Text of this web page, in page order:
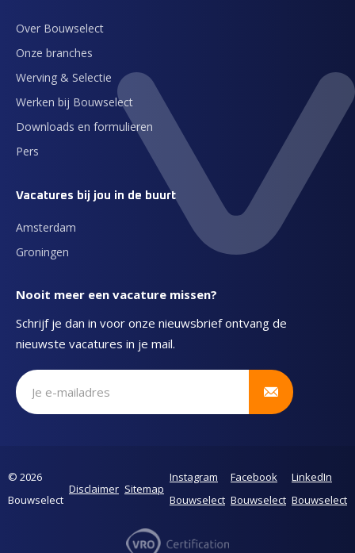
Over Bouwselect
Onze branches
Werving & Selectie
Werken bij Bouwselect
Downloads en formulieren
Pers
Vacatures bij jou in de buurt
Amsterdam
Groningen
Nooit meer een vacature missen?
Schrijf je dan in voor onze nieuwsbrief ontvang de
nieuwste vacatures in je mail.
Schrijf je in voor onze nieuwsbrief
© 2026
Bouwselect
Disclaimer Sitemap
Instagram
Bouwselect
Facebook
Bouwselect
LinkedIn
Bouwselect